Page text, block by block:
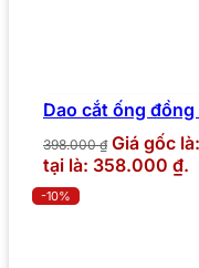
Dao cắt ống
398.000₫ Giá gốc
tại là: 358.000 ₫.
-10%